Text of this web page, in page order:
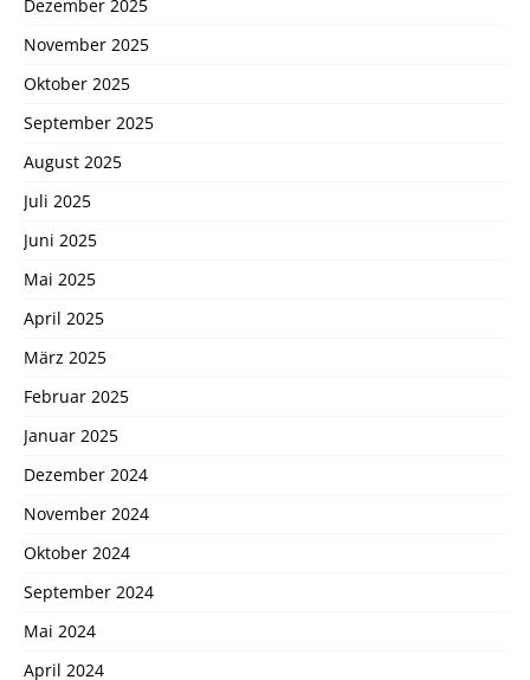
Dezember 2025
November 2025
Oktober 2025
September 2025
August 2025
Juli 2025
Juni 2025
Mai 2025
April 2025
März 2025
Februar 2025
Januar 2025
Dezember 2024
November 2024
Oktober 2024
September 2024
Mai 2024
April 2024